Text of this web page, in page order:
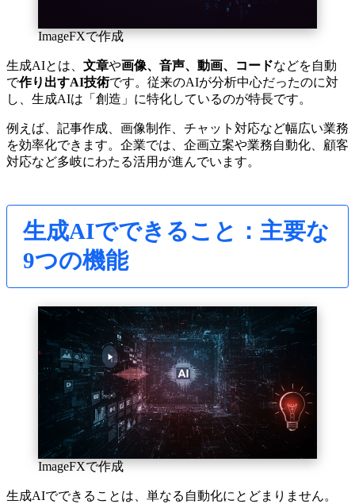
ImageFXで作成
生成AIとは、 文章や画像、音声、動画、コードなどを自動
で作り出すAI技術です。従来のAIが分析中心だったのに対
し、生成AIは「創造」に特化しているのが特長です。
例えば、記事作成、画像制作、チャット対応など幅広い業務
を効率化できます。企業では、企画立案や業務自動化、顧客
対応など多岐にわたる活用が進んでいます。
生成AIでできること：主要な
9つの機能
ImageFXで作成
生成AIでできることは、単なる自動化にとどまりません。